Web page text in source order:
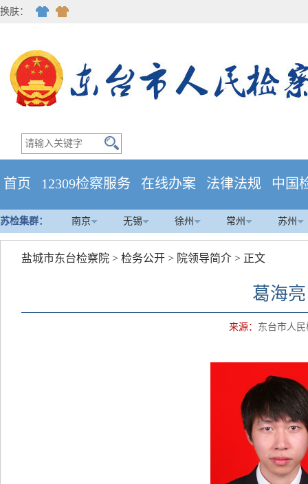
换肤：
首页 12309检察服务 在线办案 法律法规 中国
苏检集群： 南京 无锡 徐州 常州 苏州
盐城市东台检察院 > 检务公开 > 院领导简介 > 正文
葛海亮
来源： 东台市人